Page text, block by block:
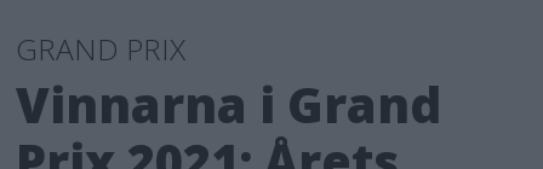
GRAND PRIX
Vinnarna i Grand